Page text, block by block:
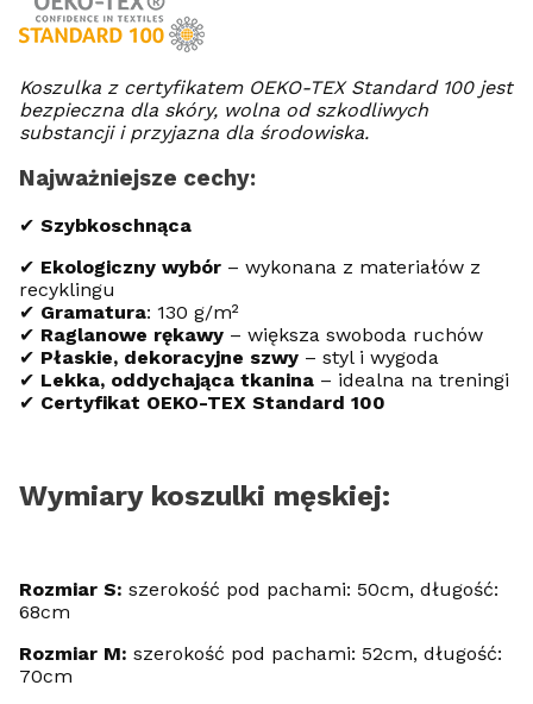
Koszulka z certyfikatem OEKO-TEX Standard 100 jest
bezpieczna dla skóry, wolna od szkodliwych
substancji i przyjazna dla środowiska.
Najważniejsze cechy:
✔ Szybkoschnąca
✔ Ekologiczny wybór – wykonana z materiałów z
recyklingu
✔ Gramatura: 130 g/m²
✔ Raglanowe rękawy – większa swoboda ruchów
✔ Płaskie, dekoracyjne szwy – styl i wygoda
✔ Lekka, oddychająca tkanina – idealna na treningi
✔ Certyfikat OEKO-TEX Standard 100
Wymiary koszulki męskiej:
Rozmiar S: szerokość pod pachami: 50cm, długość:
68cm
Rozmiar M: szerokość pod pachami: 52cm, długość:
70cm